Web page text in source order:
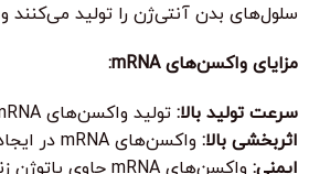
سلول‌های بدن آنتی‌ژن را تولید
مزایای واکسن‌های mRNA:
سرعت تولید بالا: تولید واکسن‌های mRNA نسبت به واکسن‌های سنتی بسیار سریع‌تر است.
اثربخشی بالا: واکسن‌های mRNA در ایجاد پاسخ ایمنی قوی و محافظتی بسیار مؤثر هستند.
ایمنی: واکسن‌های mRNA حاوی پاتوژن زنده نیستند و خطر ابتلا به بیماری را ندارند.